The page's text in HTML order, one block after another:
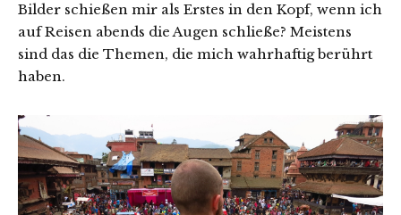
Bilder schießen mir als Erstes in den Kopf, wenn ich
auf Reisen abends die Augen schließe? Meistens
sind das die Themen, die mich wahrhaftig berührt
haben.